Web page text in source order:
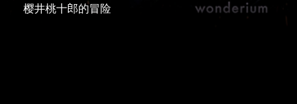
樱井桃十郎的冒险